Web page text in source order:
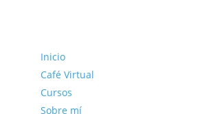
Inicio
Café Virtual
Cursos
Sobre mí